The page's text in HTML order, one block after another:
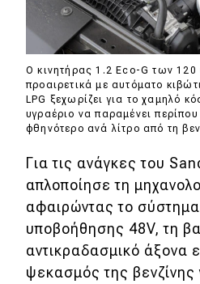
Ο κινητήρας 1.2 Eco-G των 120
προαιρετικά με αυτόματο
LPG ξεχωρίζει για το χαμηλό
υγραέριο να παραμένει
φθηνότερο ανά λίτρο από τη
Για τις ανάγκες του
απλοποίησε τη
αφαιρώντας το σύστημα
υποβοήθησης 48V, τη
αντικραδασμικό άξονα
ψεκασμός της βενζίνης